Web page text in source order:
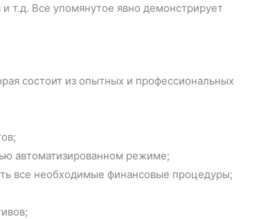
т.д. Все упомянутое явно демонстрирует
состоит из опытных и профессиональных
автоматизированном режиме;
все необходимые финансовые процедуры;